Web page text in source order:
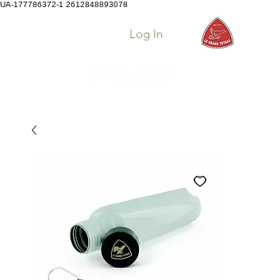
UA-177786372-1 2612848893078
Log In